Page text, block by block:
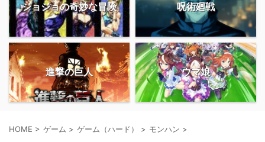
ジョジョの奇妙な冒険 呪術廻戦
進撃の巨人 ウマ娘
HOME > ゲーム > ゲーム（ハード） > モンハン >